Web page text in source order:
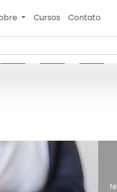
Cursos Contato